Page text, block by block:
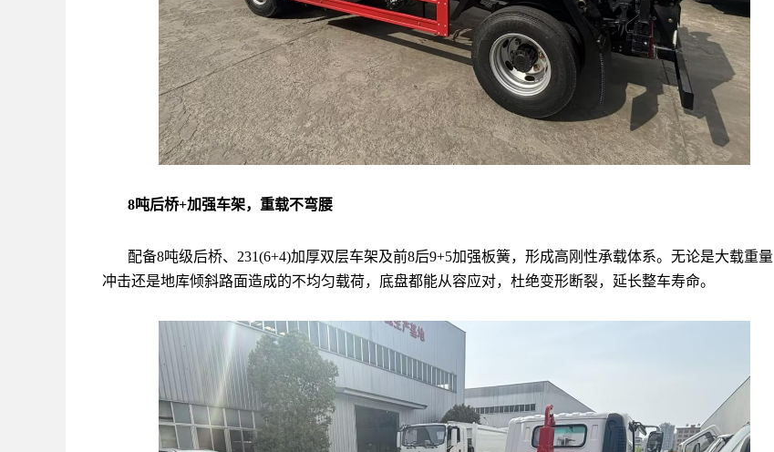
8吨后桥+加强车架，重载不弯腰
配备8吨级后桥、231(6+4)加厚双层车架及前8后9+5加强板簧，形成高刚性承载体系。无论是大载重量
冲击还是地库倾斜路面造成的不均匀载荷，底盘都能从容应对，杜绝变形断裂，延长整车寿命。